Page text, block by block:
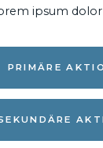
ipsum
PRIMÄRE